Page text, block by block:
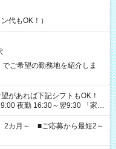
代もOK！）
ご希望の勤務地を紹介しま
勤 16:30～翌9:30 「家族
って夕飯の準備がしたい」
ど、ご希望を教えてください
合計で週40時間を超える場
2カ月～ ■ご応募から最短2～